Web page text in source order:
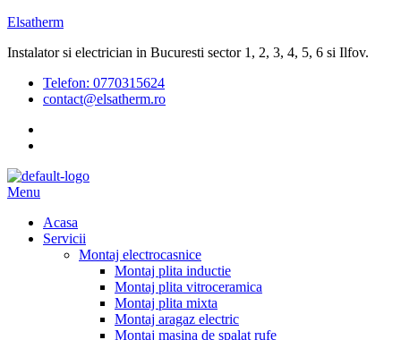
Elsatherm
Instalator si electrician in Bucuresti sector 1, 2, 3, 4, 5, 6 si Ilfov.
Telefon: 0770315624
contact@elsatherm.ro
Menu
Acasa
Servicii
Montaj electrocasnice
Montaj plita inductie
Montaj plita vitroceramica
Montaj plita mixta
Montaj aragaz electric
Montaj masina de spalat rufe